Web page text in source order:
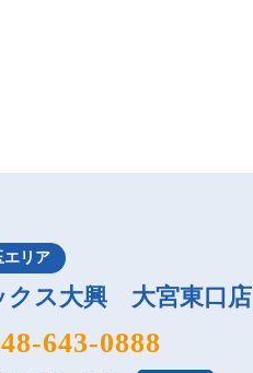
エリア
クス大興 大宮東口店
643-0888